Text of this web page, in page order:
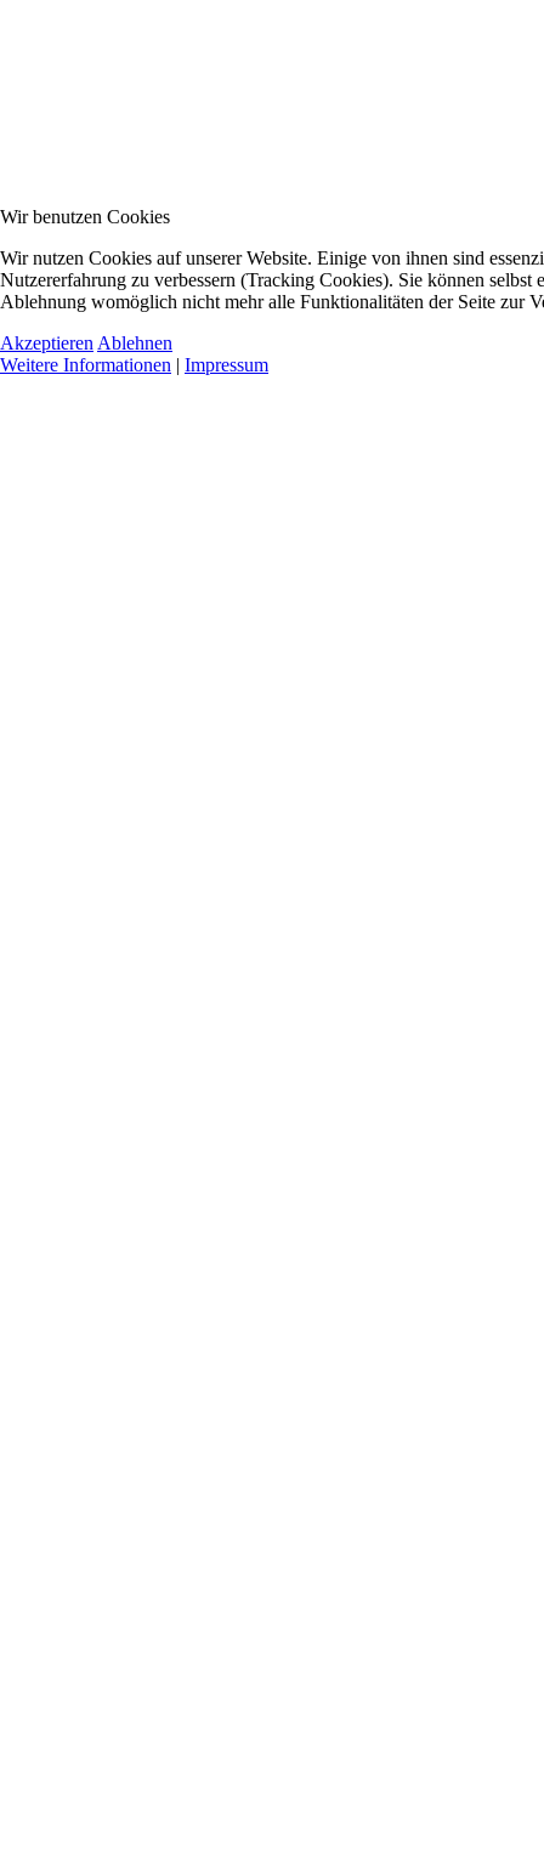
Wir benutzen Cookies
Wir nutzen Cookies auf unserer Website. Einige von ihnen sind
Nutzererfahrung zu verbessern (Tracking Cookies). Sie können selbst
Ablehnung womöglich nicht mehr alle Funktionalitäten der Seite zur
Akzeptieren Ablehnen
Weitere Informationen | Impressum